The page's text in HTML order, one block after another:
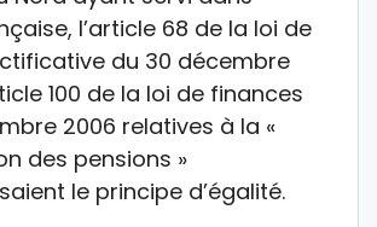
l’article 68 de la loi de
du 30 décembre
100 de la loi de finances
2006 relatives à la «
des pensions »
le principe d’égalité.